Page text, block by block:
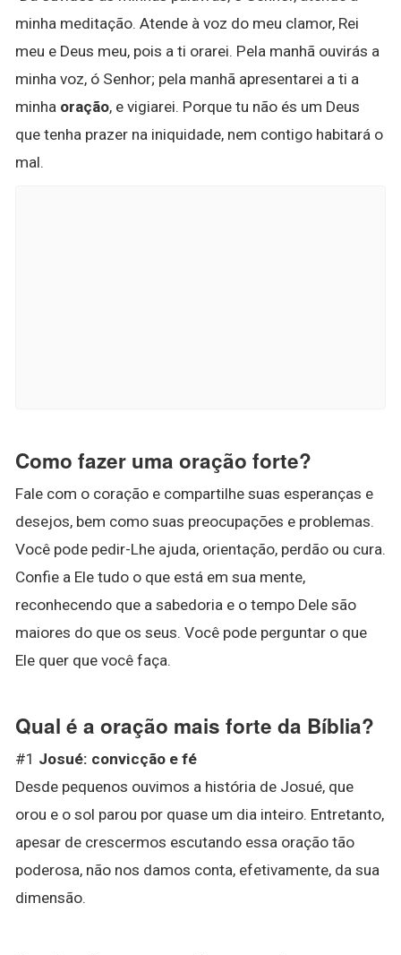
minha meditação. Atende à voz do meu clamor, Rei
meu e Deus meu, pois a ti orarei. Pela manhã ouvirás a
minha voz, ó Senhor; pela manhã apresentarei a ti a
minha oração, e vigiarei. Porque tu não és um Deus
que tenha prazer na iniquidade, nem contigo habitará o
mal.
Como fazer uma oração forte?
Fale com o coração e compartilhe suas esperanças e
desejos, bem como suas preocupações e problemas.
Você pode pedir-Lhe ajuda, orientação, perdão ou cura.
Confie a Ele tudo o que está em sua mente,
reconhecendo que a sabedoria e o tempo Dele são
maiores do que os seus. Você pode perguntar o que
Ele quer que você faça.
Qual é a oração mais forte da Bíblia?
#1 Josué: convicção e fé
Desde pequenos ouvimos a história de Josué, que
orou e o sol parou por quase um dia inteiro. Entretanto,
apesar de crescermos escutando essa oração tão
poderosa, não nos damos conta, efetivamente, da sua
dimensão.